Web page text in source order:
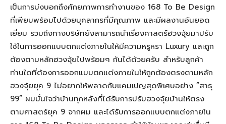
เป็นการบ่งบอกถึงศักยภาพการทำงานของ 168 To Be Design
ที่เพียบพร้อมไปด้วยบุคลากรที่มีคุณภาพ และมีผลงานอันยอด
เยี่ยม รวมถึงทางบริษัทยังสามารถนำเรื่องศาสตร์ฮวงจุ้ยมาปรับ
ใช้ในการออกแบบตกแต่งภายในให้มีความหรูหรา Luxury และถูก
ต้องตามหลักฮวงจุ้ยไปพร้อมๆ กันได้ด้วยครับ สำหรับลูกค้า
ท่านใดที่ต้องการออกแบบตกแต่งภายในให้ถูกต้องตรงตามหลัก
ฮวงจุ้ยยุค 9 ไม่อยากให้พลาดกับแคมเปญสุดพิเศษอย่าง “สาธุ
99” ผมมั่นใจว่าบ้านทุกหลังที่ได้รับการปรับฮวงจุ้ยบ้านให้ตรง
ตามศาสตร์ยุค 9 จากผม และได้รับการออกแบบตกแต่งภายใน